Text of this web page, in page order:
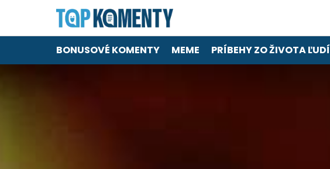
BONUSOVÉ KOMENTY MEME PRÍBEHY ZO ŽIVOTA ĽUDÍ